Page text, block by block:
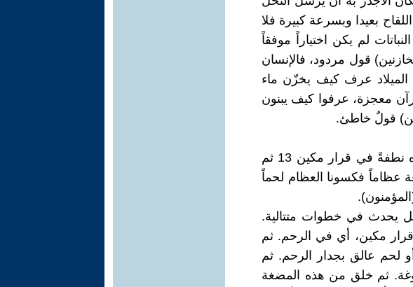
بعيدا وبسرعة كبيرة فلا
لم يكن اختياراً موفقاً
قول مردود، فالإنسان
الميلاد عرف كيف يخزّن ماء
معجزة، عرفوا كيف يبنون
قولٌ خاطئ.
(ولقد خلقنا الإنسان من سلالة من طين 12 ثم جعلناه نطفةً في قرار مكين 13 ثم
عظاماً فكسونا العظام لحماً
يحدث في خطوات متتالية.
مكين، أي في الرحم. ثم
لحم عالق بجدار الرحم. ثم
ثم خلق من هذه المضغة